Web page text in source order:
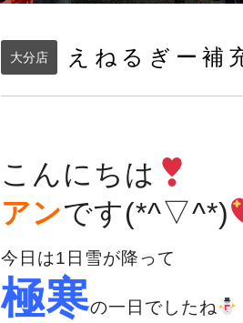
大分店 えねるぎー
こんにちは
アンです(*^▽^*)
今日は1日雪が降って
極寒の一日でしたね